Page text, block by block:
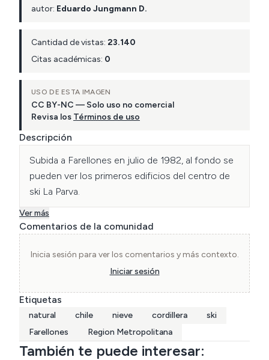
autor: Eduardo Jungmann D.
Cantidad de vistas: 23.140
Citas académicas: 0
USO DE ESTA IMAGEN
CC BY-NC — Solo uso no comercial
Revisa los Términos de uso
Descripción
Subida a Farellones en julio de 1982, al fondo se
pueden ver los primeros edificios del centro de
ski La Parva.
Ver más
Comentarios de la comunidad
Inicia sesión para ver los comentarios y más contexto.
Iniciar sesión
Etiquetas
natural chile nieve cordillera
ski
Farellones
Region Metropolitana
También te puede interesar: